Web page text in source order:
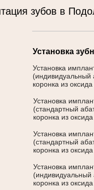
зубов в
Установка
(индивидуальный
коронка из
Установка
Установка
(стандартный
коронка из
Установка
(индивидуальный
коронка из
Установка
(стандартный
коронка из